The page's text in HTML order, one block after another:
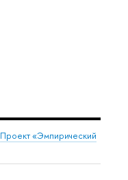
Проект «Эмпирический